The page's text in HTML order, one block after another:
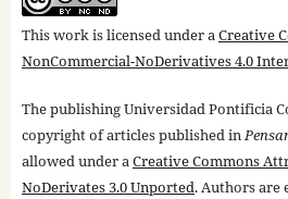
This work is licensed under aCreative
NonCommercial-NoDerivatives 4.0
The publishing Universidad Pontificia
copyright of articles published in
allowed under aCreative Commons
NoDerivates 3.0 Unported. Authors are